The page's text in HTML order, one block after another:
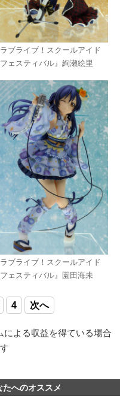
ラブライブ！スクールアイド
ェスティバル』絢瀬絵里
ラブライブ！スクールアイド
ェスティバル』園田海未
4 次へ
よる収益を得ている場合
へのオススメ